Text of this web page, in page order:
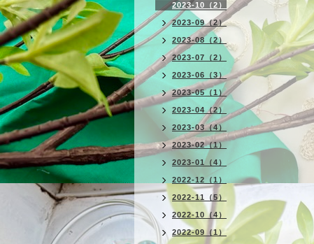
2023-10（2）
2023-09（2）
2023-08（2）
2023-07（2）
2023-06（3）
2023-05（1）
2023-04（2）
2023-03（4）
2023-02（1）
2023-01（4）
2022-12（1）
2022-11（5）
2022-10（4）
2022-09（1）